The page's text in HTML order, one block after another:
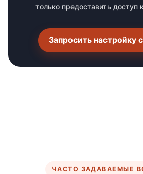
только предоставить доступ
Запросить настройку
ЧАСТО ЗАДАВАЕМЫЕ